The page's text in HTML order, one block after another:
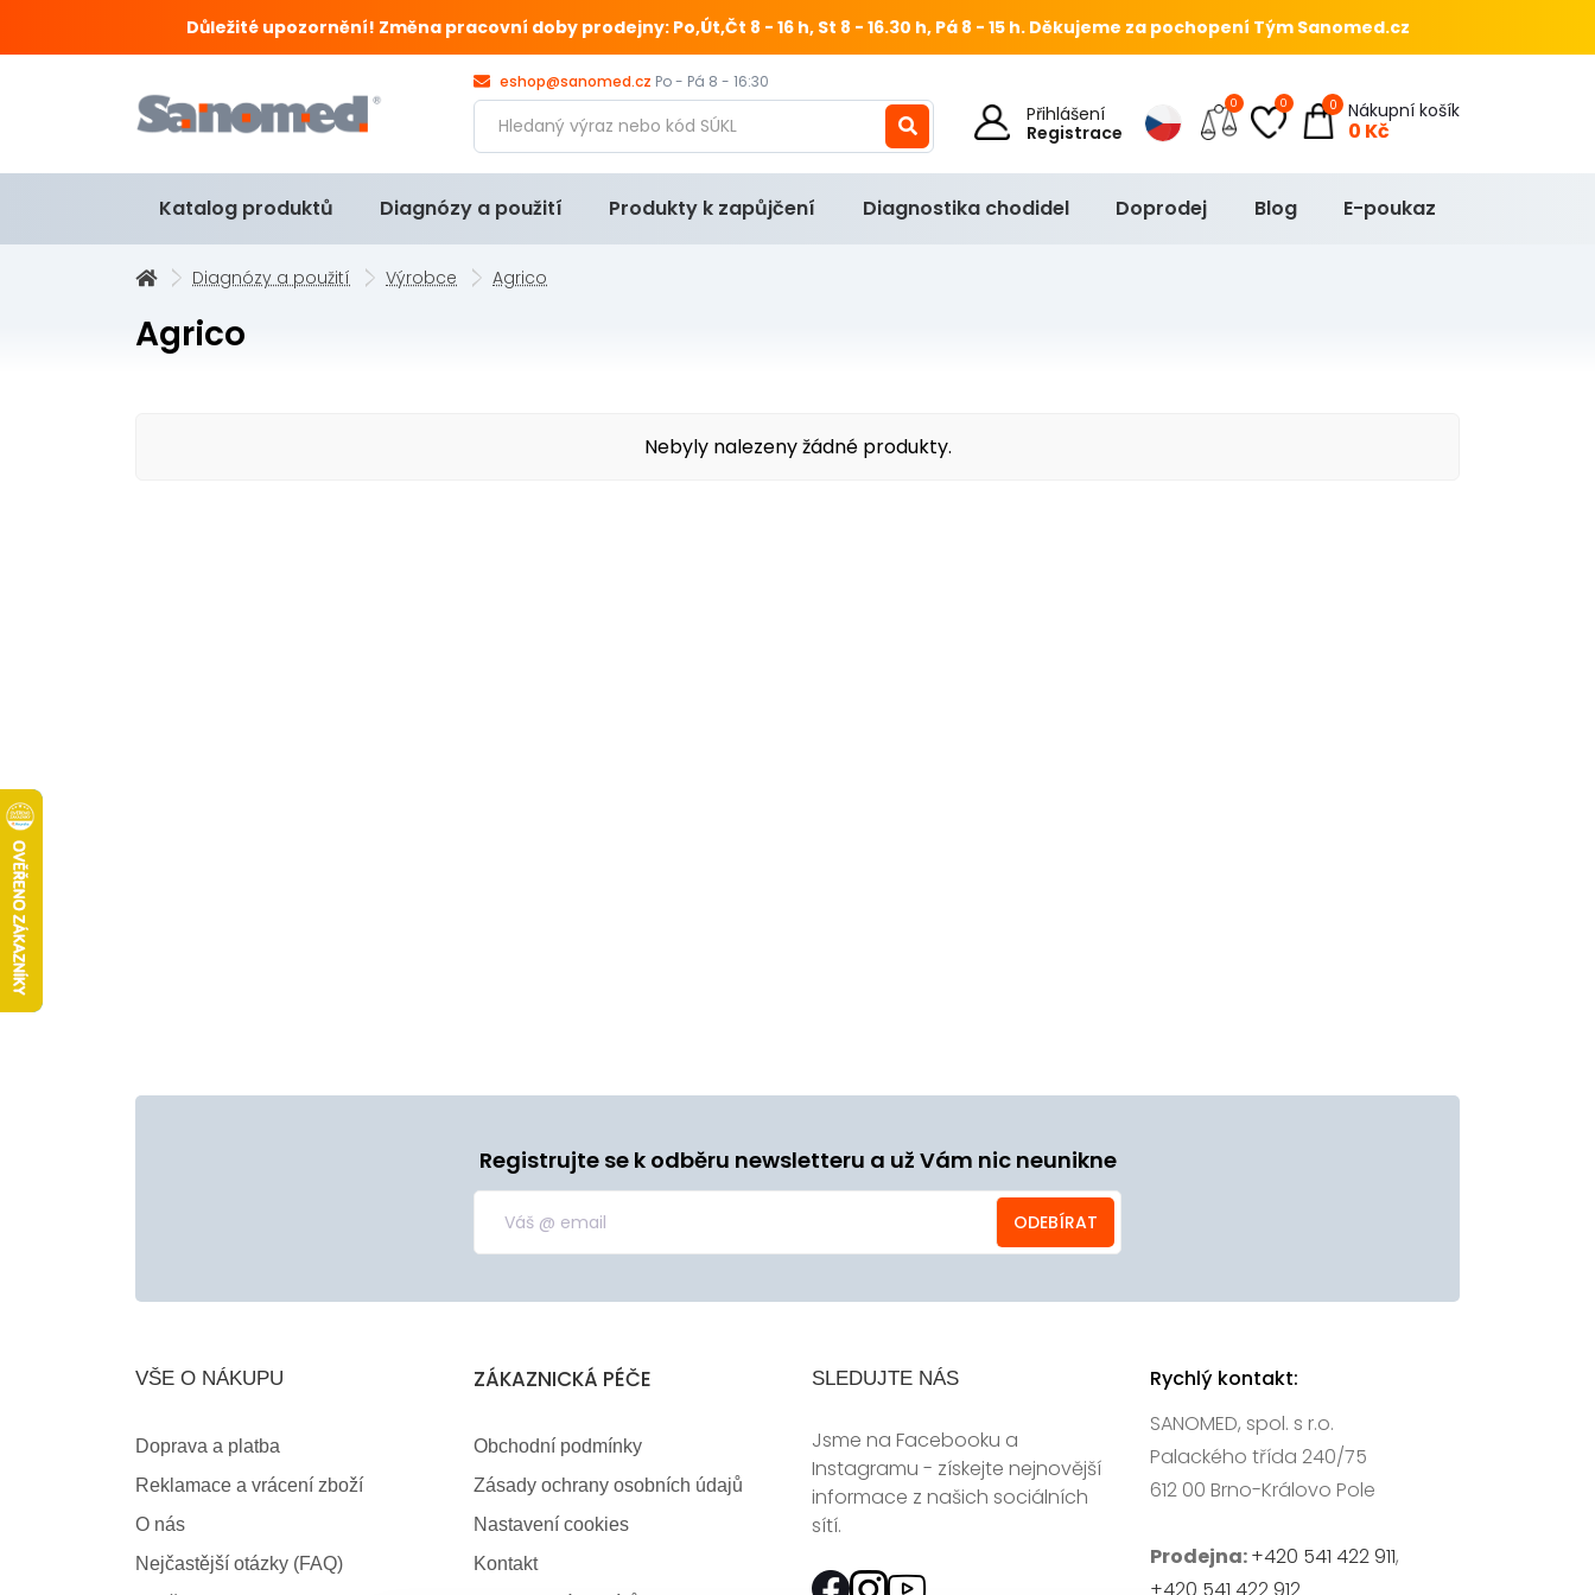
Důležité upozornění! Změna pracovní doby prodejny: Po,Út,Čt 8 - 16 h, St 8 - 16.30 h, Pá 8 - 15 h. Děkujeme za pochopení Tým Sanomed.cz
eshop@sanomed.cz Po - Pá 8 - 16:30
Přihlášení
Registrace
0 0 Nákupní košík
0 Kč
0
Katalog produktů Diagnózy a použití Produkty k zapůjčení Diagnostika chodidel Doprodej Blog E-poukaz
Diagnózy a použití Výrobce Agrico
Agrico
Nebyly nalezeny žádné produkty.
Registrujte se k odběru newsletteru a už Vám nic neunikne
ODEBÍRAT
VŠE O NÁKUPU
Doprava a platba
Reklamace a vrácení zboží
O nás
Nejčastější otázky (FAQ)
ZÁKAZNICKÁ PÉČE
Obchodní podmínky
Zásady ochrany osobních údajů
Nastavení cookies
Kontakt
SLEDUJTE NÁS
Jsme na Facebooku a
Instagramu - získejte nejnovější
informace z našich sociálních
sítí.
Rychlý kontakt:
SANOMED, spol. s r.o.
Palackého třída 240/75
612 00 Brno-Královo Pole
Prodejna:+420 541 422 911,